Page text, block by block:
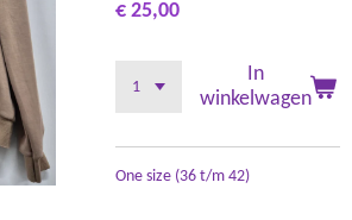
€ 25,00
In
winkelwagen
One size (36 t/m 42)